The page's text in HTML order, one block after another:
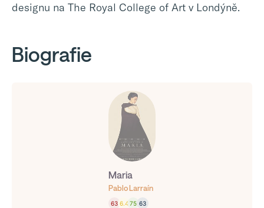
designu na The Royal College of Art v Londýně.
Biografie
Maria
Pablo Larraín
63 6.4 75 63